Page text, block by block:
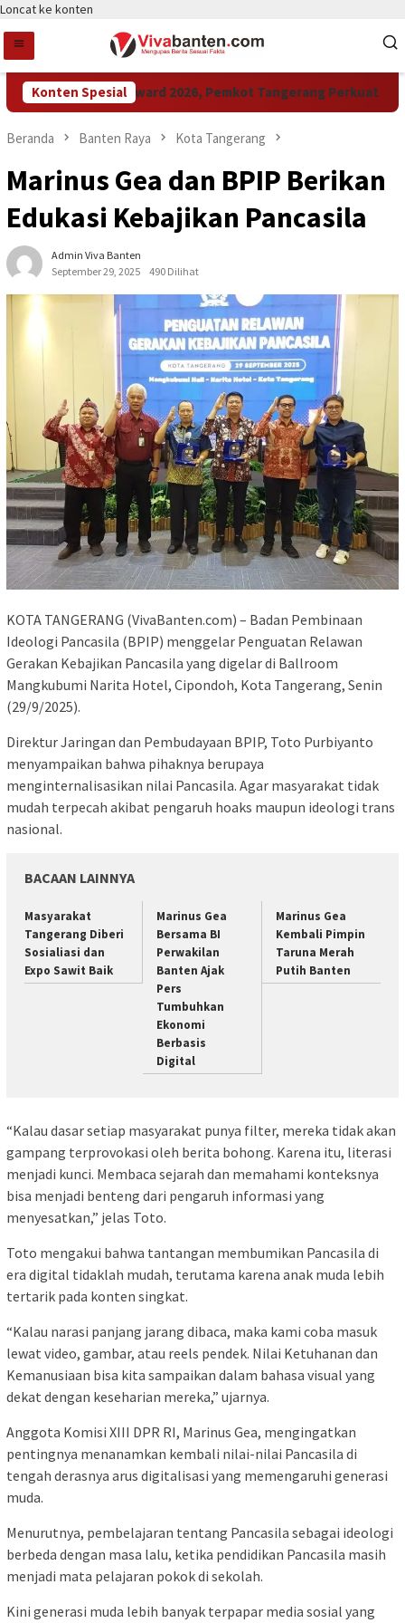
Loncat ke konten
Konten Spesial
Raih LPM Award 2026, Pemkot Tangerang Perkuat
Beranda Banten Raya Kota Tangerang
Marinus Gea dan BPIP Berikan
Edukasi Kebajikan Pancasila
Admin Viva Banten
September 29, 2025
490 Dilihat
KOTA TANGERANG (VivaBanten.com) – Badan Pembinaan
Ideologi Pancasila (BPIP) menggelar Penguatan Relawan
Gerakan Kebajikan Pancasila yang digelar di Ballroom
Mangkubumi Narita Hotel, Cipondoh, Kota Tangerang, Senin
(29/9/2025).
Direktur Jaringan dan Pembudayaan BPIP, Toto Purbiyanto
menyampaikan bahwa pihaknya berupaya
menginternalisasikan nilai Pancasila. Agar masyarakat tidak
mudah terpecah akibat pengaruh hoaks maupun ideologi trans
nasional.
BACAAN LAINNYA
Masyarakat
Tangerang Diberi
Sosialiasi dan
Expo Sawit Baik
Marinus Gea
Bersama BI
Perwakilan
Banten Ajak
Pers
Tumbuhkan
Ekonomi
Berbasis
Digital
Marinus Gea
Kembali Pimpin
Taruna Merah
Putih Banten
“Kalau dasar setiap masyarakat punya filter, mereka tidak akan
gampang terprovokasi oleh berita bohong. Karena itu, literasi
menjadi kunci. Membaca sejarah dan memahami konteksnya
bisa menjadi benteng dari pengaruh informasi yang
menyesatkan,” jelas Toto.
Toto mengakui bahwa tantangan membumikan Pancasila di
era digital tidaklah mudah, terutama karena anak muda lebih
tertarik pada konten singkat.
“Kalau narasi panjang jarang dibaca, maka kami coba masuk
lewat video, gambar, atau reels pendek. Nilai Ketuhanan dan
Kemanusiaan bisa kita sampaikan dalam bahasa visual yang
dekat dengan keseharian mereka,” ujarnya.
Anggota Komisi XIII DPR RI, Marinus Gea, mengingatkan
pentingnya menanamkan kembali nilai-nilai Pancasila di
tengah derasnya arus digitalisasi yang memengaruhi generasi
muda.
Menurutnya, pembelajaran tentang Pancasila sebagai ideologi
berbeda dengan masa lalu, ketika pendidikan Pancasila masih
menjadi mata pelajaran pokok di sekolah.
Kini generasi muda lebih banyak terpapar media sosial yang